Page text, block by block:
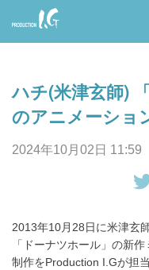
Prod
n I.G
ハチ(米津玄師)
のアニメーショ
2024年10月02日 11:59
eet
す
る
2013年10月28日に米津玄
「ドーナツホール」の新
制作をProduction I.Gが担